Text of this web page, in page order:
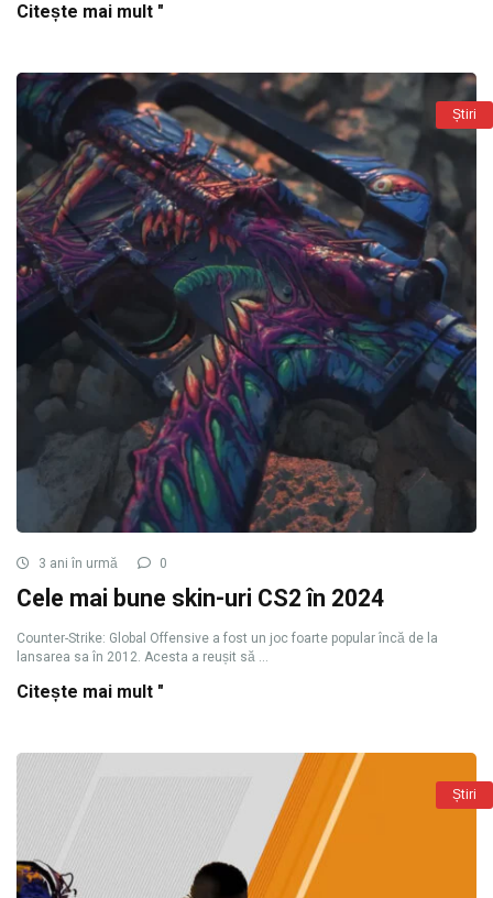
Citește mai mult "
Știri
3 ani în urmă 0
Cele mai bune skin-uri CS2 în 2024
Counter-Strike: Global Offensive a fost un joc foarte popular încă de la
lansarea sa în 2012. Acesta a reușit să ...
Citește mai mult "
Știri